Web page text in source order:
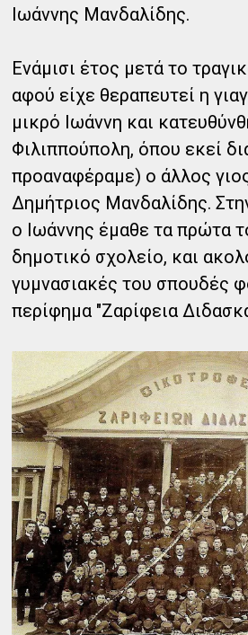
Ιωάννης Μανδαλίδης.
Ενάμισι έτος μετά το
αφού είχε θεραπευτεί η
μικρό Ιωάννη και
Φιλιππούπολη, όπου εκεί
προαναφέραμε) ο άλλος
Δημήτριος Μανδαλίδης.
ο Ιωάννης έμαθε τα πρώτα
δημοτικό σχολείο, και
γυμνασιακές του σπουδές
περίφημα "Ζαρίφεια